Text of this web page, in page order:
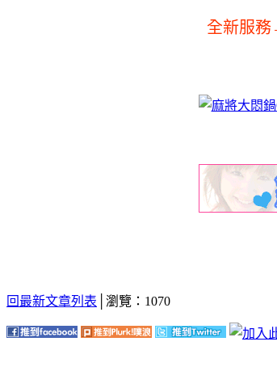
全新服務
回最新文章列表 │瀏覽：1070